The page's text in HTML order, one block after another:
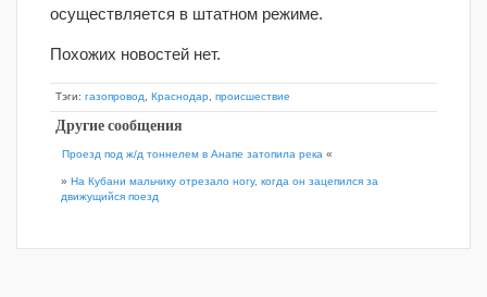
осуществляется в штатном режиме.
Похожих новостей нет.
Тэги: газопровод Краснодар происшествие
Другие сообщения
Проезд под ж/д тоннелем в Анапе затопила река «
» На Кубани мальчику отрезало ногу, когда он зацепился за
движущийся поезд